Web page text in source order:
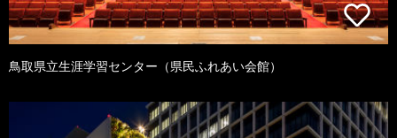
鳥取県立生涯学習センター（県民ふれあい会館）